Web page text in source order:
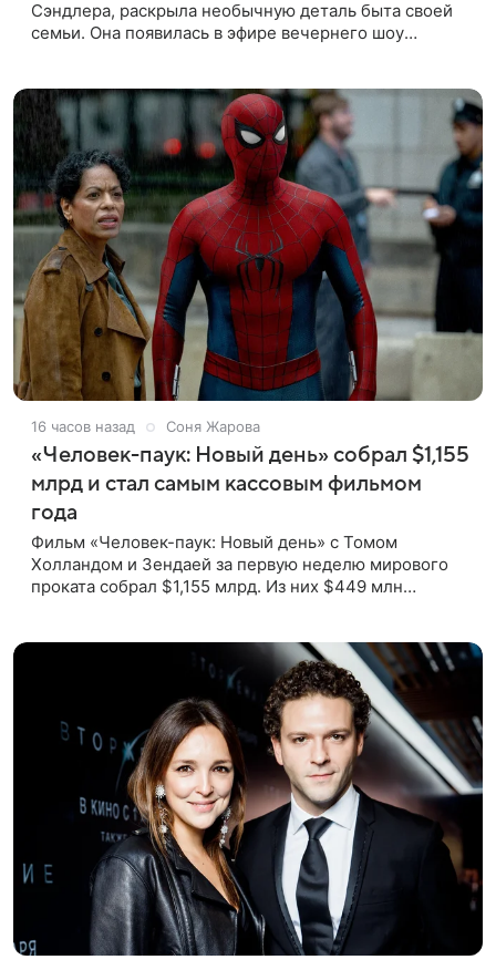
Сэндлера, раскрыла необычную деталь быта своей
семьи. Она появилась в эфире вечернего шоу
16 часов назад Соня Жарова
«Человек-паук: Новый день» собрал $1,155
млрд и стал самым кассовым фильмом
года
Фильм «Человек-паук: Новый день» с Томом
Холландом и Зендаей за первую неделю мирового
проката собрал $1,155 млрд. Из них $449 млн